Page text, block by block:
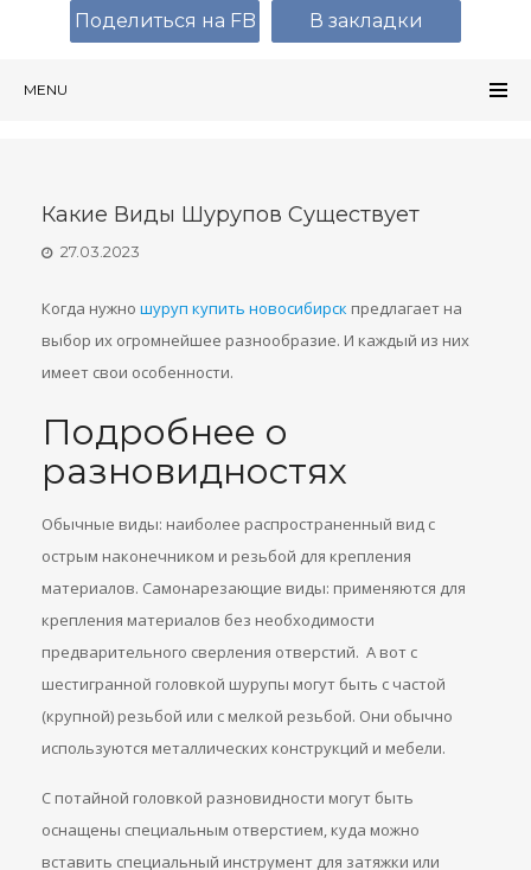
MENU
Какие Виды Шурупов Существует
27.03.2023
Когда нужно шуруп купить новосибирск предлагает на
выбор их огромнейшее разнообразие. И каждый из них
имеет свои особенности.
Подробнее о
разновидностях
Обычные виды: наиболее распространенный вид с
острым наконечником и резьбой для крепления
материалов. Самонарезающие виды: применяются для
крепления материалов без необходимости
предварительного сверления отверстий. А вот с
шестигранной головкой шурупы могут быть с частой
(крупной) резьбой или с мелкой резьбой. Они обычно
используются металлических конструкций и мебели.
С потайной головкой разновидности могут быть
оснащены специальным отверстием, куда можно
вставить специальный инструмент для затяжки или
Поделиться на FB В закладки